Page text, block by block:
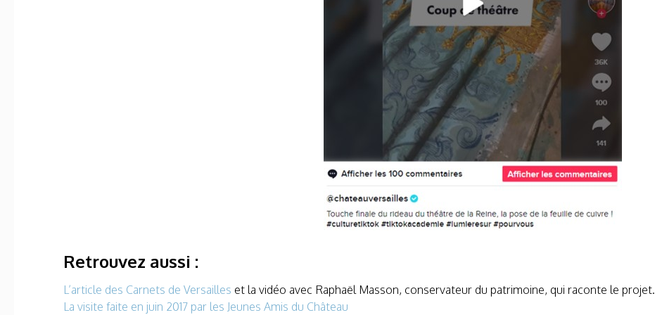
Retrouvez aussi :
L’article des Carnets de Versailles et la vidéo avec Raphaël Masson, conservateur du patrimoine, qui raconte le projet.
La visite faite en juin 2017 par les Jeunes Amis du Château